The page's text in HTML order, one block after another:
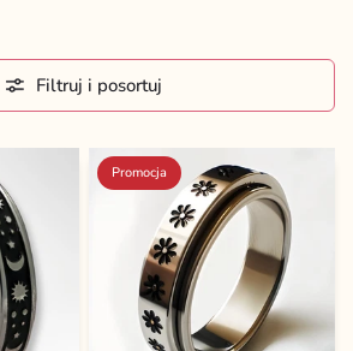
Filtruj i posortuj
Promocja